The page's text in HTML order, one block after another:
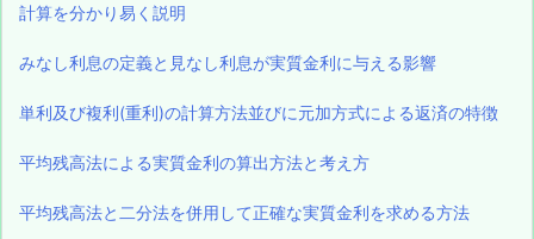
計算を分かり易く説明
みなし利息の定義と見なし利息が実質金利に与える影響
単利及び複利(重利)の計算方法並びに元加方式による返済の特徴
平均残高法による実質金利の算出方法と考え方
平均残高法と二分法を併用して正確な実質金利を求める方法